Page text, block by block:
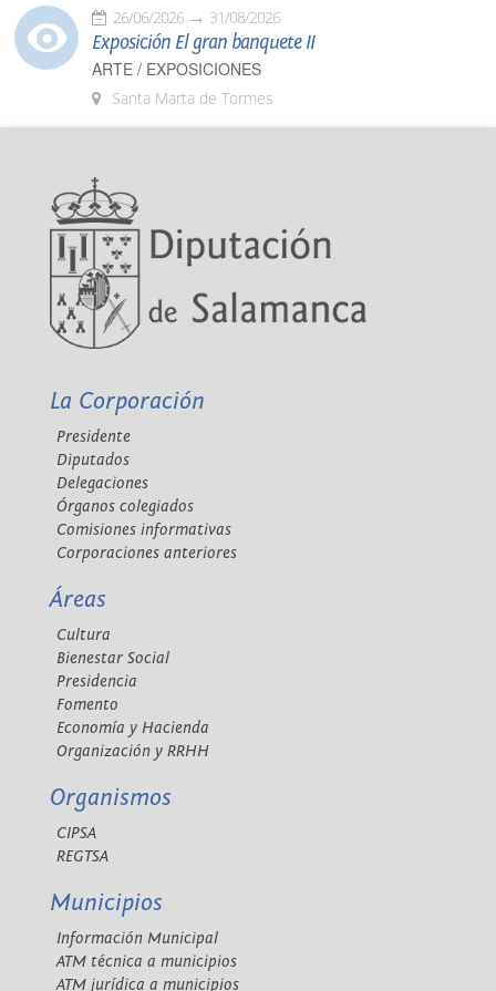
26/06/2026 31/08/2026
Exposición El gran banquete II
ARTE / EXPOSICIONES
Santa Marta de Tormes
La Corporación
Presidente
Diputados
Delegaciones
Órganos colegiados
Comisiones informativas
Corporaciones anteriores
Áreas
Cultura
Bienestar Social
Presidencia
Fomento
Economía y Hacienda
Organización y RRHH
Organismos
CIPSA
REGTSA
Municipios
Información Municipal
ATM técnica a municipios
ATM jurídica a municipios